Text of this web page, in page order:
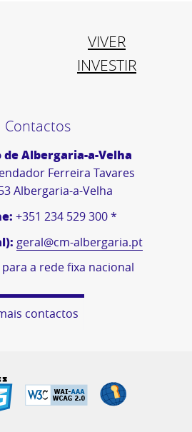
VIVER
INVESTIR
Contactos
Albergaria-a-Velha
Ferreira Tavares
Albergaria-a-Velha
+351 234 529 300 *
geral@cm-albergaria.pt
a rede fixa nacional
contactos